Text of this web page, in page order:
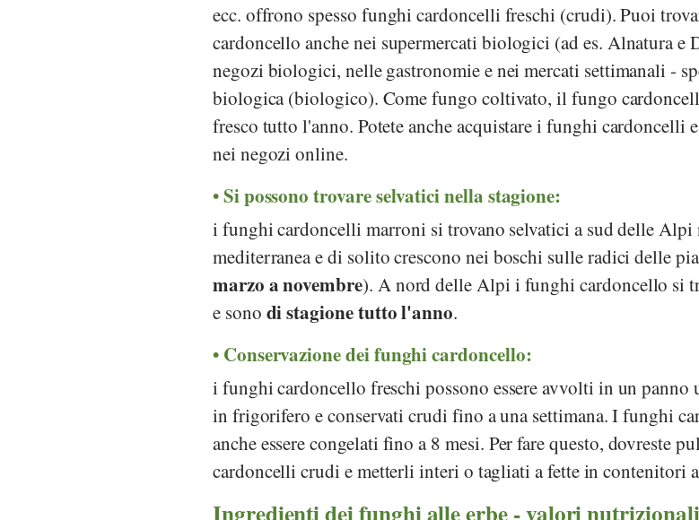
ecc. offrono spesso funghi cardoncelli freschi (crudi). Puoi
cardoncello anche nei supermercati biologici (ad es. Alnaturae
negozi biologici, nelle gastronomie e nei mercati settimanali -
biologica (biologico). Come fungo coltivato, il fungo
fresco tutto l'anno. Potete anche acquistare i funghi cardoncelli
nei negozi online.
Si possono trovare selvatici nella stagione:
i funghi cardoncelli marroni si trovano selvatici a sud delle Alpi
mediterranea e di solito crescono nei boschi sulle radici delle
marzo a novembre). A nord delle Alpi i funghi cardoncello si
e sono di stagione tutto l'anno.
Conservazione dei funghi cardoncello:
i funghi cardoncello freschi possono essere avvolti in un panno
in frigorifero e conservati crudi fino a una settimana. I funghi
anche essere congelati fino a 8 mesi. Per fare questo, dovreste
cardoncelli crudi e metterli interi o tagliati a fette in contenitori